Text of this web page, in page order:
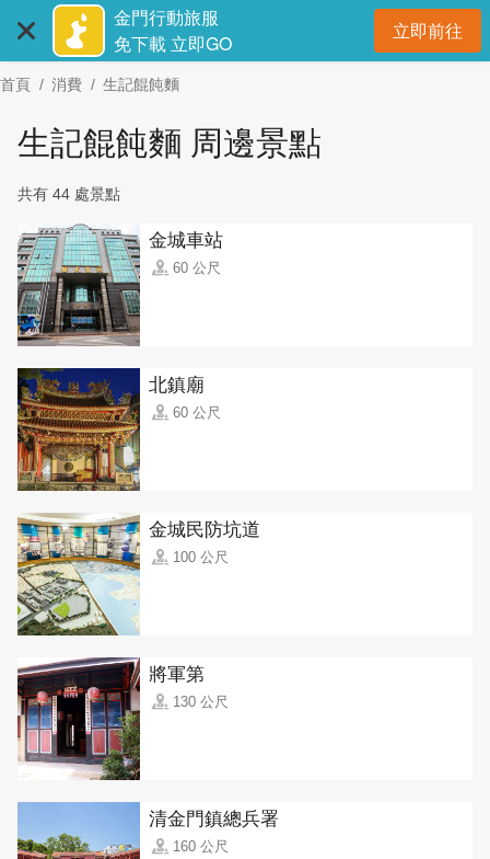
主
要
金門行動旅服
免下載 立即GO
立即前往開
首頁 消費 生記餛飩麵
生記餛飩麵 周邊景點
共有 44 處景點
金城車站
60 公尺
北鎮廟
60 公尺
金城民防坑道
100 公尺
將軍第
130 公尺
清金門鎮總兵署
160 公尺